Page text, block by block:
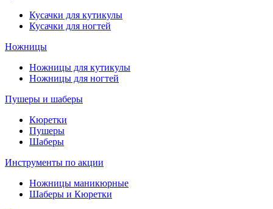
Кусачки для кутикулы
Кусачки для ногтей
Ножницы
Ножницы для кутикулы
Ножницы для ногтей
Пушеры и шаберы
Кюретки
Пушеры
Шаберы
Инструменты по акции
Ножницы маникюрные
Шаберы и Кюретки